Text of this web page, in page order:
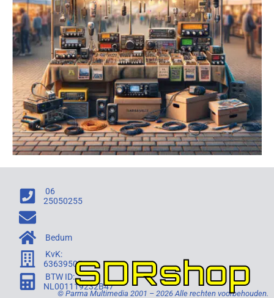
06
25050255
Bedum
KvK:
63639505
BTW ID:
NL001119232B47
© Parma Multimedia 2001 – 2026 Alle rechten voorbehouden.
SDRshop